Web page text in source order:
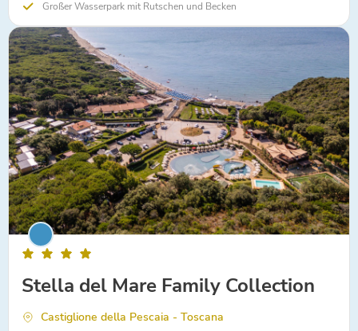
Großer Wasserpark mit Rutschen und Becken
Stella del Mare Family Collection
Castiglione della Pescaia - Toscana